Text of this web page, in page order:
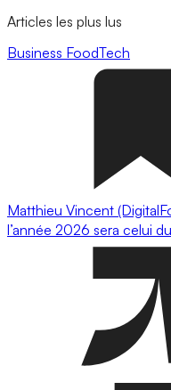
Articles les plus lus
Business FoodTech
Matthieu Vincent
l’année 2026 sera celui